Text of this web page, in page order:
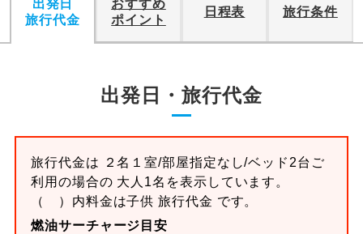
出発日
旅行代金
おすすめ
ポイント
日程表 旅行条件
出発日・旅行代金
旅行代金は ２名１室/部屋指定なし/ベッド2台ご
利用の場合の 大人1名を表示しています。
（ ）内料金は子供 旅行代金 です。
燃油サーチャージ目安